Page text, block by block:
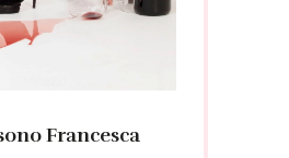
Francesca